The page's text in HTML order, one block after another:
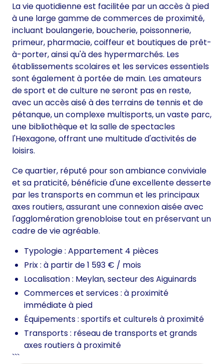
La vie quotidienne est facilitée par un accès à pied
à une large gamme de commerces de proximité,
incluant boulangerie, boucherie, poissonnerie,
primeur, pharmacie, coiffeur et boutiques de prêt-
à-porter, ainsi qu'à des hypermarchés. Les
établissements scolaires et les services essentiels
sont également à portée de main. Les amateurs
de sport et de culture ne seront pas en reste,
avec un accès aisé à des terrains de tennis et de
pétanque, un complexe multisports, un vaste parc,
une bibliothèque et la salle de spectacles
l'Hexagone, offrant une multitude d'activités de
loisirs.
Ce quartier, réputé pour son ambiance conviviale
et sa praticité, bénéficie d'une excellente desserte
par les transports en commun et les principaux
axes routiers, assurant une connexion aisée avec
l'agglomération grenobloise tout en préservant un
cadre de vie agréable.
Typologie : Appartement 4 pièces
Prix : à partir de 1 593 € / mois
Localisation : Meylan, secteur des Aiguinards
Commerces et services : à proximité
immédiate à pied
Équipements : sportifs et culturels à proximité
Transports : réseau de transports et grands
axes routiers à proximité
```